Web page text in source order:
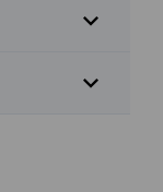
expand_more
expand_more